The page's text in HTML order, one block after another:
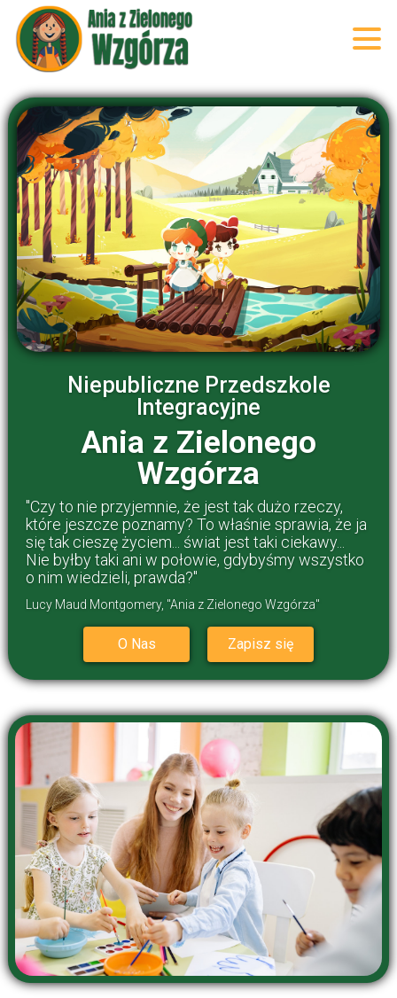
Niepubliczne Przedszkole
Integracyjne
Ania z Zielonego
Wzgórza
"Czy to nie przyjemnie, że jest tak dużo rzeczy,
które jeszcze poznamy? To właśnie sprawia, że ja
się tak cieszę życiem... świat jest taki ciekawy...
Nie byłby taki ani w połowie, gdybyśmy wszystko
o nim wiedzieli, prawda?"
Lucy Maud Montgomery, "Ania z Zielonego Wzgórza"
O Nas Zapisz się